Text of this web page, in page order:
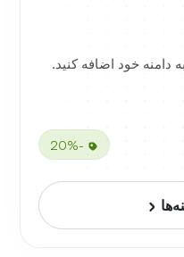
دامنه خود اضافه کنید.
-20%